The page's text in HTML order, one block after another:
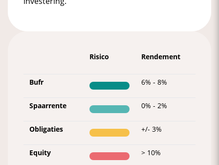
Risico Rendement
Bufr 6% - 8%
Spaarrente 0% - 2%
Obligaties +/- 3%
Equity > 10%